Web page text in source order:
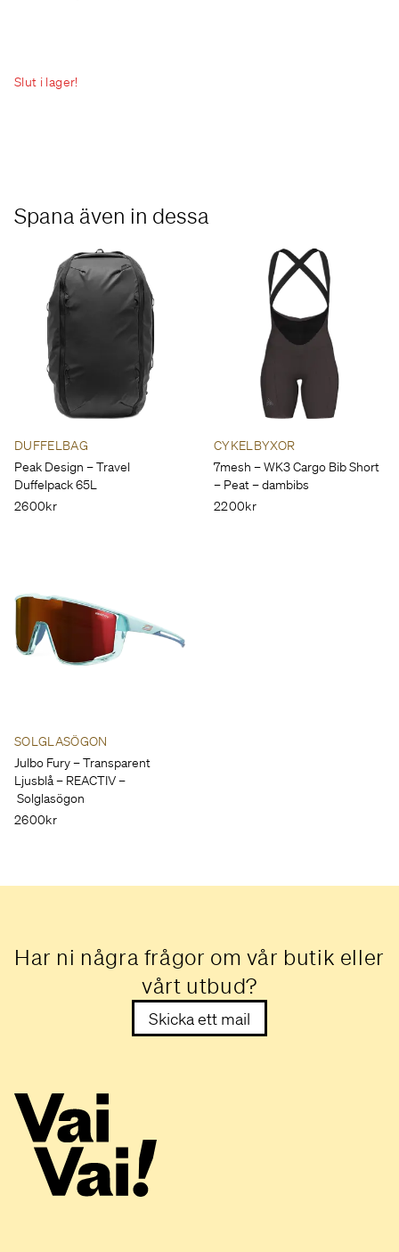
Slut i lager!
Spana även in dessa
DUFFELBAG
Peak Design – Travel
Duffelpack 65L
2600kr
CYKELBYXOR
7mesh – WK3 Cargo Bib Short
– Peat – dambibs
2200kr
SOLGLASÖGON
Julbo Fury – Transparent
Ljusblå – REACTIV –
Solglasögon
2600kr
Har ni några frågor om vår butik eller
vårt utbud?
Skicka ett mail